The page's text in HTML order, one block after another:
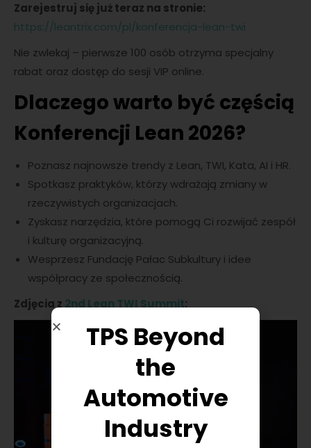
Zarejestruj się już teraz na stronie:
https://leantrix.com/pl/konferencja-lean-twi
Nie zwlekaj – pierwsze 100 osób otrzyma specjalny
rabat oraz dostęp do sesji VIP online.
Dlaczego warto być częścią
Konferencji Lean 2026?
Poznasz najnowsze trendy z Lean, TWI, Kata, AI i HR.
Spotkasz praktyków, którzy wdrażają zmiany w
rzeczywistych organizacjach.
Zyskasz narzędzia, które pomogą Ci rozwijać zespół
i kulturę organizacyjną.
Wesprzesz Fundację Pałac Subkultury i idee
współpracy ze społecznością.
Zdjęcia z 2nd Lean TWI Summit:
TPS Beyond
the
Automotive
Industry